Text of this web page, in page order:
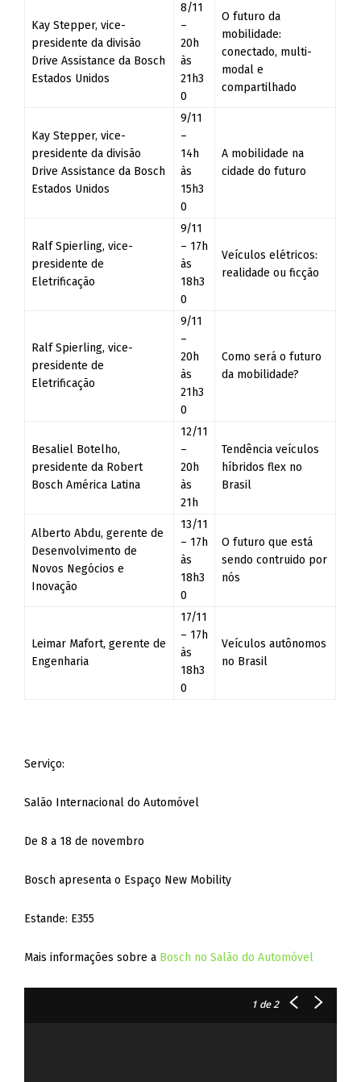
Kay Stepper, vice-
presidente da divisão
Drive Assistance da Bosch
Estados Unidos
8/11
–
20h
às
21h3
0
O futuro da
mobilidade:
conectado, multi-
modal e
compartilhado
Kay Stepper, vice-
presidente da divisão
Drive Assistance da Bosch
Estados Unidos
9/11
–
14h
às
15h3
0
A mobilidade na
cidade do futuro
Ralf Spierling, vice-
presidente de
Eletrificação
9/11
– 17h
às
18h3
0
Veículos elétricos:
realidade ou ficção
Ralf Spierling, vice-
presidente de
Eletrificação
9/11
–
20h
às
21h3
0
Como será o futuro
da mobilidade?
Besaliel Botelho,
presidente da Robert
Bosch América Latina
12/11
–
20h
às
21h
Tendência veículos
híbridos flex no
Brasil
Alberto Abdu, gerente de
Desenvolvimento de
Novos Negócios e
Inovação
13/11
– 17h
às
18h3
0
O futuro que está
sendo contruido por
nós
Leimar Mafort, gerente de
Engenharia
17/11
– 17h
às
18h3
0
Veículos autônomos
no Brasil
Serviço:
Salão Internacional do Automóvel
De 8 a 18 de novembro
Bosch apresenta o Espaço New Mobility
Estande: E355
Mais informações sobre a Bosch no Salão do Automóvel
1de 2